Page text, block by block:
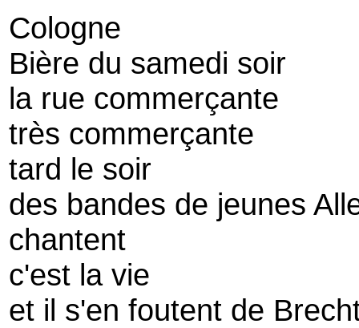
Cologne
Bière du samedi soir
la rue commerçante
très commerçante
tard le soir
des bandes de jeunes
chantent
c'est la vie
et il s'en foutent de